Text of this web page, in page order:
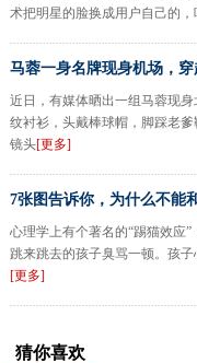
术把明星的脸换成用户自己的
马蓉一身名牌现身机场，
近日，有媒体晒出一组马蓉现
纹衬衫，头戴棒球帽，脚踩老
镜头[更多]
7张图告诉你，为什么不能
心理学上有个著名的“踢猫效应
跳来跳去的孩子臭骂一顿。孩
[更多]
猜你喜欢